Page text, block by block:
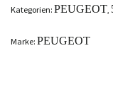
Kategorien: PEUGEOT
Marke: PEUGEOT